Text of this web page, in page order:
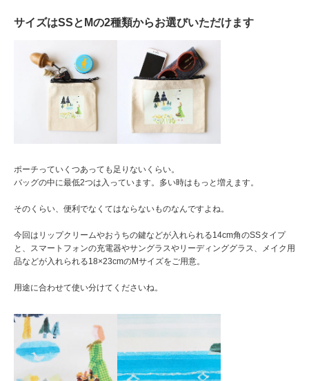
サイズはSSとMの2種類からお選びいただけます
ポーチっていくつあっても足りないくらい。
バッグの中に最低2つは入っています。多い時はもっと増えます。
そのくらい、便利でなくてはならないものなんですよね。
今回はリップクリームやおうちの鍵などが入れられる14cm角のSSタイプ
と、スマートフォンの充電器やサングラスやリーディンググラス、メイク用
品などが入れられる18×23cmのMサイズをご用意。
用途に合わせて使い分けてくださいね。